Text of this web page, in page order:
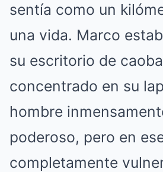
sentía como un
una vida. Marco
su escritorio de
concentrado en su
hombre
poderoso, pero en
completamente